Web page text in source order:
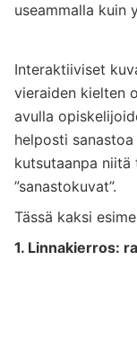
useammalla kuin
Interaktiiviset
vieraiden kielten
avulla
helposti
kutsutaanpa niitä
”sanastokuvat”.
Tässä kaksi
1. Linnakierros: